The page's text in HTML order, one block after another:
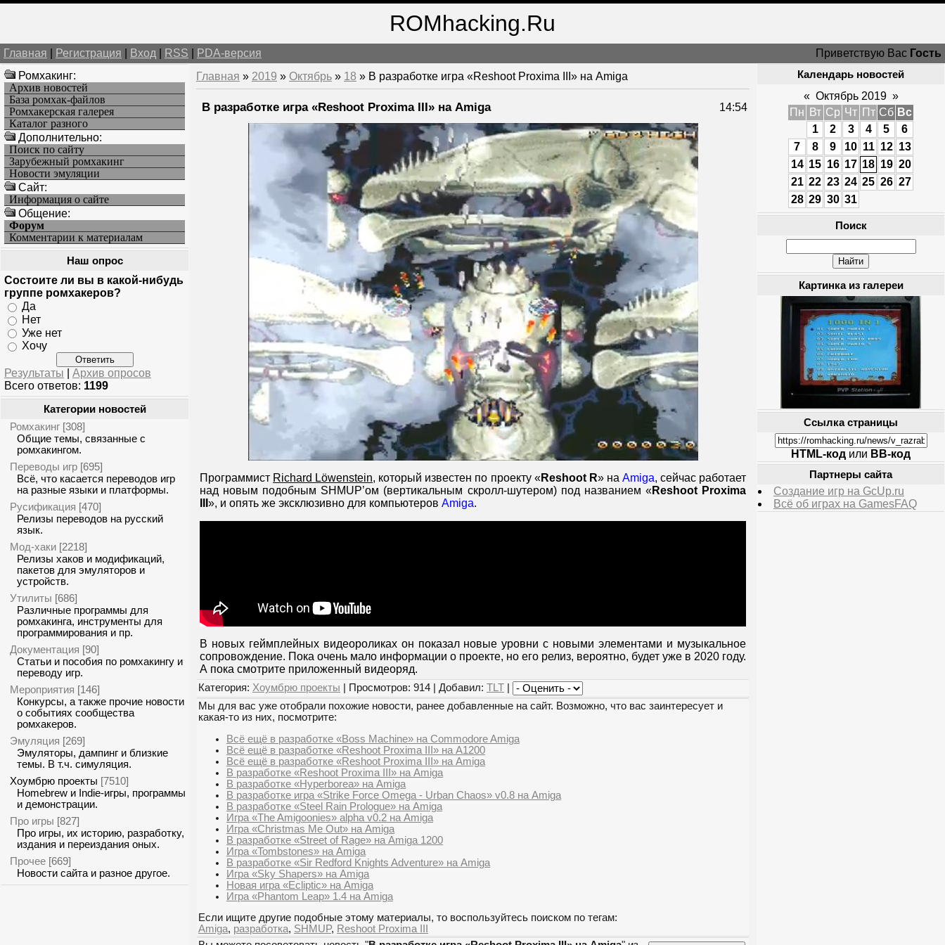
ROMhacking.Ru
Главная Регистрация Вход RSS PDA-версия Приветствую Вас Гость
Ромхакинг:
Архив новостей
База ромхак-файлов
Ромхакерская галерея
Каталог разного
Дополнительно:
Поиск по сайту
Зарубежный ромхакинг
Новости эмуляции
Cайт:
Информация о сайте
Общение:
Форум
Комментарии к материалам
Наш опрос
Состоите ли вы в какой-нибудь
группе ромхакеров?
Да
Нет
Уже нет
Хочу
Результаты
Архив опросов
Всего ответов: 1199
Категории новостей
Ромхакинг [308]
Общие темы, связанные с
ромхакингом.
Переводы игр [695]
Всё, что касается переводов игр
на разные языки и платформы.
Русификация [470]
Релизы переводов на русский
язык.
Мод-хаки [2218]
Релизы хаков и модификаций,
пакетов для эмуляторов и
устройств.
Утилиты [686]
Различные программы для
ромхакинга, инструменты для
программирования и пр.
Документация [90]
Статьи и пособия по ромхакингу и
переводу игр.
Мероприятия [146]
Конкурсы, а также прочие новости
о событиях сообщества
ромхакеров.
Эмуляция [269]
Эмуляторы, дампинг и близкие
темы. В т.ч. симуляция.
Хоумбрю проекты [7510]
Homebrew и Indie-игры, программы
и демонстрации.
Про игры [827]
Про игры, их историю, разработку,
издания и переиздания оных.
Прочее [669]
Новости сайта и разное другое.
Главная » 2019 » Октябрь » 18 » В разработке игра «Reshoot Proxima III» на Amiga
В разработке игра «Reshoot Proxima III» на Amiga 14:54
Программист Richard Löwenstein, который известен по проекту «Reshoot R» на Amiga, сейчас работает
над новым подобным SHMUP’ом (вертикальным скролл-шутером) под названием «Reshoot Proxima
», и опять же эксклюзивно для компьютеров Amiga.
В новых геймплейных видеороликах он показал новые уровни с новыми элементами и музыкальное
сопровождение. Пока очень мало информации о проекте, но его релиз, вероятно, будет уже в 2020 году.
А пока смотрите приложенный видеоряд.
Категория: Хоумбрю проекты | Просмотров: 914 | Добавил: TLT
Мы для вас уже отобрали похожие новости, ранее добавленные на сайт. Возможно, что вас заинтересует и
какая-то из них, посмотрите:
Всё ещё в разработке «Boss Machine» на Commodore Amiga
Всё ещё в разработке «Reshoot Proxima III» на A1200
Всё ещё в разработке «Reshoot Proxima III» на Amiga
В разработке «Reshoot Proxima III» на Amiga
В разработке «Hyperborea» на Amiga
В разработке игра «Strike Force Omega - Urban Chaos» v0.8 на Amiga
В разработке «Steel Rain Prologue» на Amiga
Игра «The Amigoonies» alpha v0.2 на Amiga
Игра «Christmas Me Out» на Amiga
В разработке «Street of Rage» на Amiga 1200
Игра «Tombstones» на Amiga
В разработке «Sir Redford Knights Adventure» на Amiga
Игра «Sky Shapers» на Amiga
Новая игра «Ecliptic» на Amiga
Игра «Phantom Leap» 1.4 на Amiga
Если ищите другие подобные этому материалы, то воспользуйтесь поиском по тегам:
Amiga, разработка, SHMUP, Reshoot Proxima III
Календарь новостей
« Октябрь 2019 »
Пн
Вт Ср Чт Пт Сб Вс
1
2 3 4 5
6
7
8 9 10 11 12 13
14 15 16 17 18 19 20
21 22 23 24 25 26 27
28 29 30 31
Поиск
Картинка из галереи
Ссылка страницы
HTML-код или BB-код
Партнеры сайта
Создание игр на GcUp.ru
Всё об играх на GamesFAQ